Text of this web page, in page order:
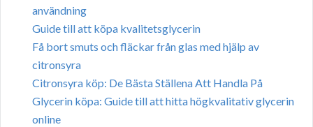
användning
Guide till att köpa kvalitetsglycerin
Få bort smuts och fläckar från glas med hjälp av
citronsyra
Citronsyra köp: De Bästa Ställena Att Handla På
Glycerin köpa: Guide till att hitta högkvalitativ glycerin
online